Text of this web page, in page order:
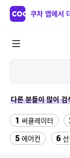
쿠차 앱에서
다른 분들이 많이 검
1 써큘레이터
5 에어컨 6